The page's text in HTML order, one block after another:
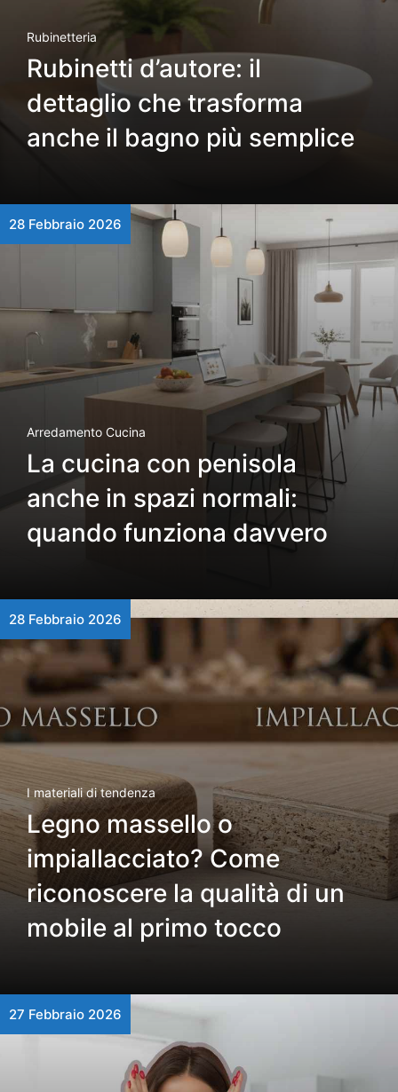
Rubinetteria
Rubinetti d’autore: il
dettaglio che trasforma
anche il bagno più semplice
28 Febbraio 2026
Arredamento Cucina
La cucina con penisola
anche in spazi normali:
quando funziona davvero
28 Febbraio 2026
I materiali di tendenza
Legno massello o
impiallacciato? Come
riconoscere la qualità di un
mobile al primo tocco
27 Febbraio 2026